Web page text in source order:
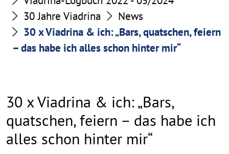
30 Jahre Viadrina
News
30 x Viadrina & ich: „Bars, quatschen, feiern
– das habe ich alles schon hinter mir“
30 x Viadrina & ich: „Bars,
quatschen, feiern – das habe ich
alles schon hinter mir“